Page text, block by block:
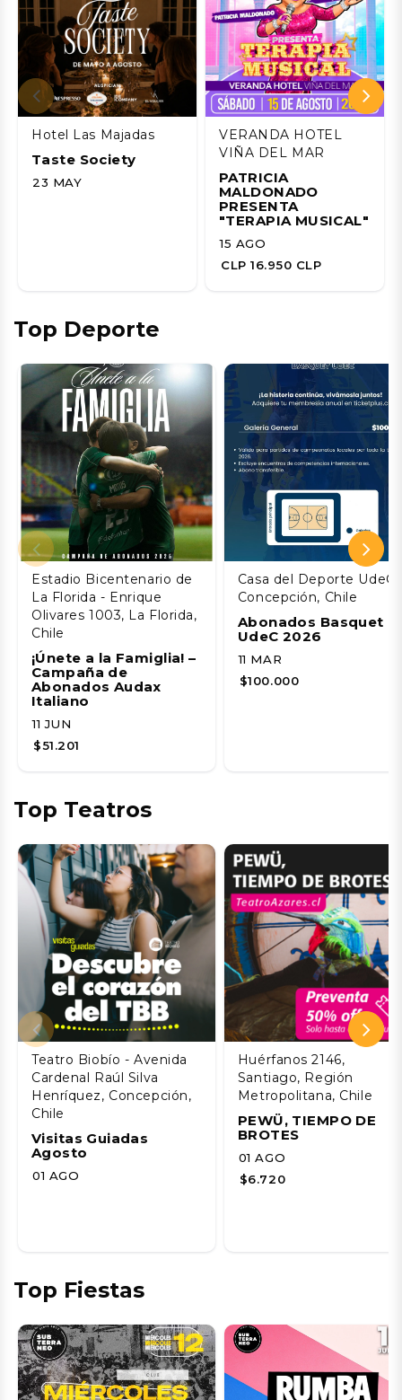
Hotel Las Majadas
Taste Society
23 MAY
VERANDA HOTEL
VIÑA DEL MAR
PATRICIA
MALDONADO
PRESENTA
"TERAPIA MUSICAL"
15 AGO
CLP 16.950 CLP
Top Deporte
Estadio Bicentenario de
La Florida - Enrique
Olivares 1003, La Florida,
Chile
¡Únete a la Famiglia! –
Campaña de
Abonados Audax
Italiano
11 JUN
$51.201
Casa del Deporte UdeC,
Concepción, Chile
Abonados Basquet
UdeC 2026
11 MAR
$100.000
Top Teatros
Teatro Biobío - Avenida
Cardenal Raúl Silva
Henríquez, Concepción,
Chile
Visitas Guiadas
Agosto
01 AGO
Huérfanos 2146,
Santiago, Región
Metropolitana, Chile
PEWÜ, TIEMPO DE
BROTES
01 AGO
$6.720
Top Fiestas